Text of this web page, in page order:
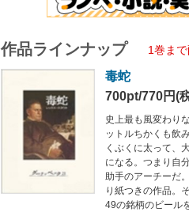
作品ラインナップ 1巻まで
毒蛇
700pt/770円(
史上最も風変わり
ットルちかくも飲
くぶくに太って、
になる。つまり自
助手のアーチーだ
り紙つきの作品。
49の銘柄のビール